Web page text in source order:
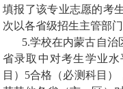
填报了该专业志愿的考
次以各省级招生主管部
5.学校在内蒙古自治
省录取中对考生学业
目） 5合格（必测科目）